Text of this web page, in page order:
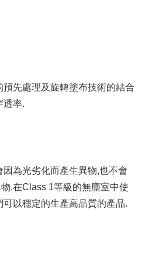
先處理及旋轉塗布技術的結合
透率.
為光劣化而產生異物,也不會
.在Class 1等級的無塵室中使
可以穩定的生產高品質的產品.